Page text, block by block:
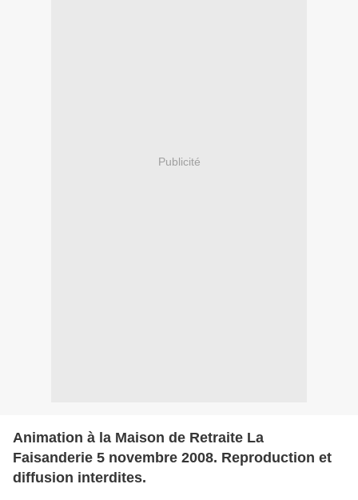
Publicité
Animation à la Maison de Retraite La
Faisanderie 5 novembre 2008. Reproduction et
diffusion interdites.